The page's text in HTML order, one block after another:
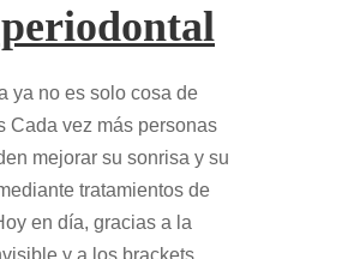
ya no es solo cosa de
Cada vez más personas
mejorar su sonrisa y su
tratamientos de
en día, gracias a la
y a los brackets